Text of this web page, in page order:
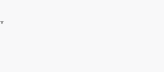
▼